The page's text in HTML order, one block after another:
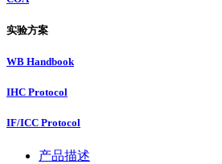
实验方案
WB Handbook
IHC Protocol
IF/ICC Protocol
产品描述